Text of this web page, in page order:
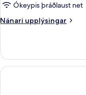
Ókeypis þráðlaust net
Nánari upplýsingar
Nánari